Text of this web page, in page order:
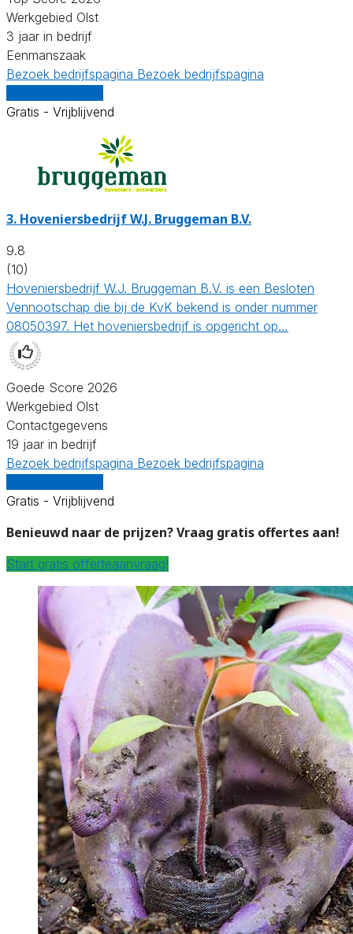
Werkgebied Olst
3 jaar in bedrijf
Eenmanszaak
Bezoek bedrijfspagina Bezoek bedrijfspagina
Gratis - Vrijblijvend
3. Hoveniersbedrijf W.J. Bruggeman B.V.
9.8
(10)
Hoveniersbedrijf W.J. Bruggeman B.V. is een Besloten
Vennootschap die bij de KvK bekend is onder nummer
08050397. Het hoveniersbedrijf is opgericht op…
Goede Score 2026
Werkgebied Olst
Contactgegevens
19 jaar in bedrijf
Bezoek bedrijfspagina Bezoek bedrijfspagina
Gratis - Vrijblijvend
Benieuwd naar de prijzen? Vraag gratis offertes aan!
Start gratis offerteaanvraag!